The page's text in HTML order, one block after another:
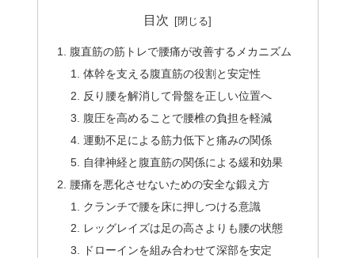
目次
腹直筋の筋トレで腰痛が改善するメカニズム
体幹を支える腹直筋の役割と安定性
反り腰を解消して骨盤を正しい位置へ
腹圧を高めることで腰椎の負担を軽減
運動不足による筋力低下と痛みの関係
自律神経と腹直筋の関係による緩和効果
腰痛を悪化させないための安全な鍛え方
クランチで腰を床に押しつける意識
レッグレイズは足の高さよりも腰の状態
ドローインを組み合わせて深部を安定